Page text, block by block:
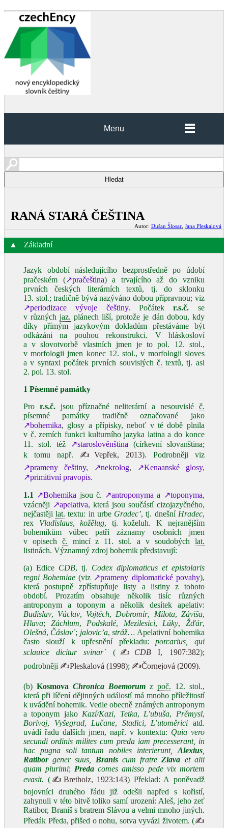
Menu
RANÁ STARÁ ČEŠTINA
Autor: Dušan Šlosar Jana Pleskalová
▲ Základní
Jazyk období následujícího bezprostředně po údobí
pračeském (↗pračeština) a trvajícího až do vzniku
prvních českých literárních textů, tj. do sklonku
13. stol.; tradičně bývá nazýváno dobou přípravnou; viz
↗periodizace vývoje češtiny. Počátekr.s.č. se
v různýchjaz. plánech liší, protože je dán dobou, kdy
díky přímým jazykovým dokladům přestáváme být
odkázáni na pouhou rekonstrukci. V hláskosloví
a v slovotvorbě vlastních jmen je to pol. 12. stol.,
v morfologii jmen konec 12. stol., v morfologii sloves
a v syntaxi počátek prvních souvislých č. textů, tj. asi
2. pol. 13. stol.
1 Písemné památky
Pro r.s.č.jsou příznačné neliterární a nesouvislé č.
písemné památky tradičně označované jako
↗bohemika, glosy a přípisky, neboť v té době plnila
v č. zemích funkci kulturního jazyka latina a do konce
11. stol. též
↗staroslověnština (církevní slovanština;
k tomu např. ✍Vepřek, 2013). Podrobněji viz
↗prameny češtiny, ↗nekrolog, ↗Kenaanské glosy,
↗primitivní pravopis.
1.1 ↗Bohemika jsou č. ↗antroponyma a ↗toponyma,
vzácněji ↗apelativa, která jsou součástí cizojazyčného,
nejčastějilat. textu: in urbe Gradec’, tj. dnešní Hradec,
rex Vladislaus,kožělug, tj. koželuh. K nejranějším
bohemikům vůbec patří záznamy osobních jmen
v opisech č. mincí z 11. stol. a v soudobých lat.
listinách. Významný zdroj bohemik představují:
(a) Edice CDB, tj. Codex diplomaticus et epistolaris
regni Bohemiae (viz ↗prameny diplomatické povahy),
která postupně zpřístupňuje listy a listiny z tohoto
období. Prozatím obsahuje několik tisíc různých
antroponym a toponym a několik desítek apelativ:
Budislav, Václav, Vojtěch, Dobromír, Milota, Záviša,
Hlava; Záchlum, Podskalé, Mezilesici, Lúky, Žďár,
Olešná, Čáslav᾽; jalovic’a,stráž… Apelativní bohemika
často slouží k upřesnění překladu:porcarius, qui
sclauice dicitur svinar᾽ (✍ CDB I, 1907:382);
podrobněji ✍Pleskalová (1998); ✍Čornejová (2009).
(b) Kosmova Chronica Boemorumz poč. 12. stol.,
která při líčení dějinných událostí má mnoho příležitostí
k uvádění bohemik. Vedle obecně známých antroponym
a toponym jako Kazí/Kazi, Tetka, L’ubuša, Prěmysl,
Borivoj, Vyšegrad, Lučane, Stadici, L’utoměrici atd.
uvádí řadu dalších jmen, např. v kontextu: Quia vero
secundi ordinis milites cum preda iam precesserant, in
hac pugna soli tantum nobiles interierunt,
Alexius,
Ratibor gener suus, Branis cum fratre Zlava et alii
quam plurimi; Preda comes amisso pede vix mortem
evasit. (✍Bretholz, 1923:143) Překlad: A poněvadž
bojovníci druhého řádu již odešli napřed s kořistí,
zahynuli v této bitvě toliko samí urození: Aleš, jeho zeť
Ratibor, Braniš s bratrem Slávou a velmi mnoho jiných.
Předák Předa, přišed o nohu, sotva vyvázl životem. (✍